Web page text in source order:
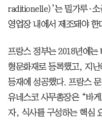
raditionelle)’는 밀가루·소
영업장 내에서 제조돼야 한
프랑스 정부는 2018년에는
형문화재로 등록했고, 지
등재에 성공했다. 프랑스
유네스코 사무총장은 “바
자, 식사를 구성하는 핵심